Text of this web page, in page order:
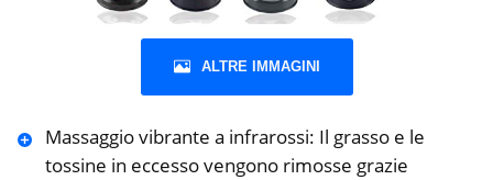
ALTRE IMMAGINI
Massaggio vibrante a infrarossi: Il grasso e le
tossine in eccesso vengono rimosse grazie